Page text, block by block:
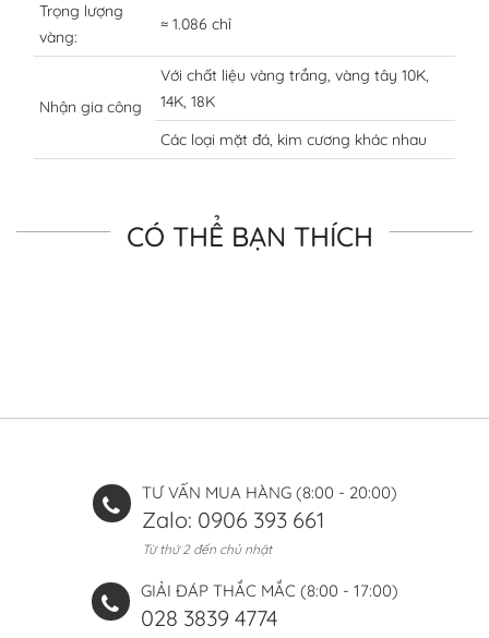
Trọng lượng
vàng:
≈ 1.086 chỉ
Nhận gia công
Với chất liệu vàng trắng, vàng tây 10K,
14K, 18K
Các loại mặt đá, kim cương khác nhau
CÓ THỂ BẠN THÍCH
TƯ VẤN MUA HÀNG (8:00 - 20:00)
Zalo: 0906 393 661
Từ thứ 2 đến chủ nhật
GIẢI ĐÁP THẮC MẮC (8:00 - 17:00)
028 3839 4774